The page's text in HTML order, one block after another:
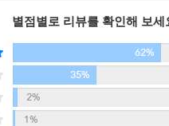
너뜨리기도 했던 ‘한 권의 책
별점별로 리뷰를 확인해 보세
62%
35%
2%
1%